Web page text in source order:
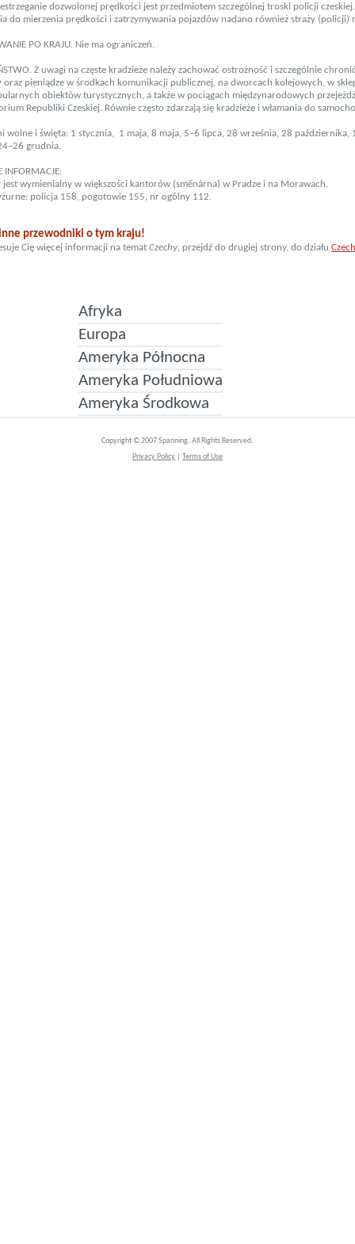
dozwolonej prędkości jest przedmiotem szczególnej troski policji czeskiej.
do mierzenia prędkości i zatrzymywania pojazdów nadano również straży (policji)
PO KRAJU. Nie ma ograniczeń.
Z uwagi na częste kradzieże należy zachować ostrożność i szczególnie
oraz pieniądze w środkach komunikacji publicznej, na dworcach kolejowych, w
obiektów turystycznych, a także w pociągach międzynarodowych
Republiki Czeskiej. Równie często zdarzają się kradzieże i włamania do
wolne i święta: 1 stycznia, 1 maja, 8 maja, 5–6 lipca, 28 września, 28 października,
grudnia.
INFORMACJE:
jest wymienialny w większości kantorów (směnárna) w Pradze i na Morawach.
policja 158, pogotowie 155, nr ogólny 112.
przewodniki o tym kraju!
Cię więcej informacji na temat Czechy, przejdź do drugiej strony, do działu
Afryka
Europa
Ameryka Północna
Ameryka Południowa
Ameryka Środkowa
Copyright © 2007 Spanning. All Rights Reserved.
Privacy Policy
Terms of Use